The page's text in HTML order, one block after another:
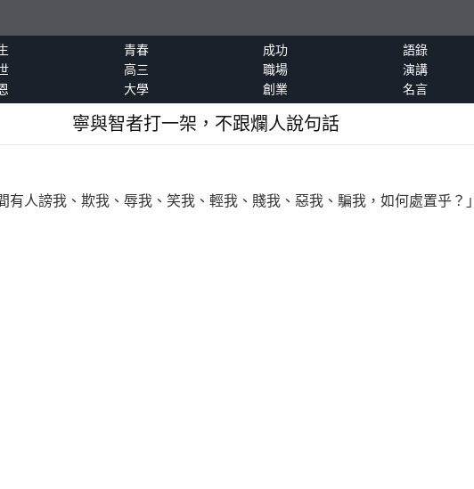
青春 成功 語錄
高三 職場 演講
大學 創業 名言
寧與智者打一架，不跟爛人說句話
謗我、欺我、辱我、笑我、輕我、賤我、惡我、騙我，如何處置乎？」